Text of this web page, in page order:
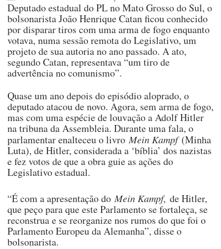
Deputado estadual do PL no Mato Grosso do Sul, o
bolsonarista João Henrique Catan ficou conhecido
por disparar tiros com uma arma de fogo enquanto
votava, numa sessão remota do Legislativo, um
projeto de sua autoria no ano passado. A ato,
segundo Catan, representava “um tiro de
advertência no comunismo”.
Quase um ano depois do episódio aloprado, o
deputado atacou de novo. Agora, sem arma de fogo,
mas com uma espécie de louvação a Adolf Hitler
na tribuna da Assembleia. Durante uma fala, o
parlamentar enalteceu o livroMein Kampf(Minha
Luta), de Hitler, considerada a ‘bíblia’ dos nazistas
e fez votos de que a obra guie as ações do
Legislativo estadual.
“É com a apresentação doMein Kampf, de Hitler,
que peço para que este Parlamento se fortaleça, se
reconstrua e se reorganize nos rumos do que foi o
Parlamento Europeu da Alemanha”, disse o
bolsonarista.